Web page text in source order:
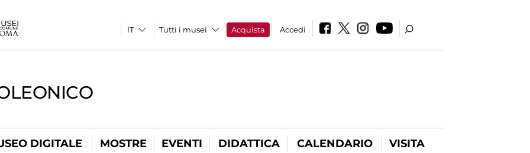
Tutti i musei Acquista Accedi
DIGITALE MOSTRE EVENTI DIDATTICA CALENDARIO VISITA